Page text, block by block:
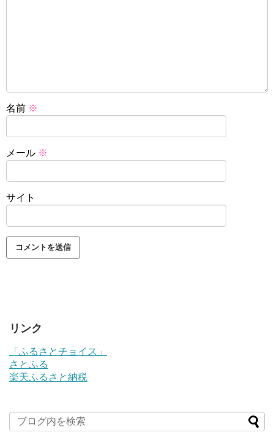
名前 ※
メール ※
サイト
リンク
「ふるさとチョイス」
さとふる
楽天ふるさと納税